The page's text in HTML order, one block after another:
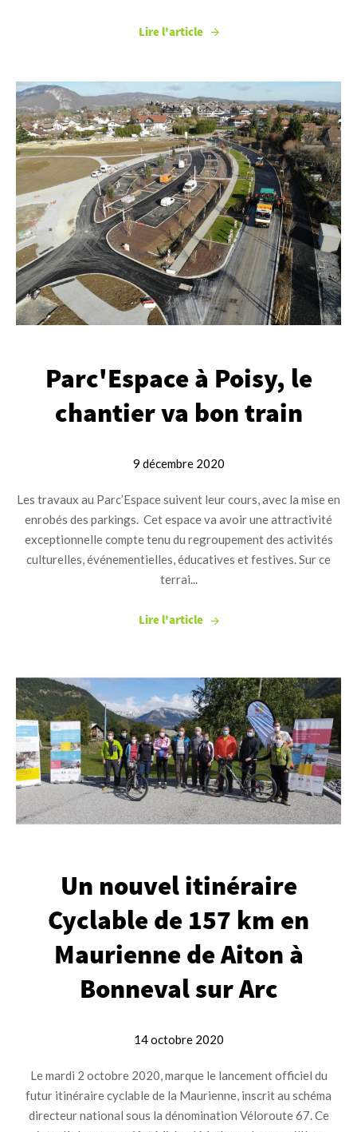
Lire l'article
Parc'Espace à Poisy, le
chantier va bon train
9 décembre 2020
Les travaux au Parc’Espace suivent leur cours, avec la mise en
enrobés des parkings. Cet espace va avoir une attractivité
exceptionnelle compte tenu du regroupement des activités
culturelles, événementielles, éducatives et festives. Sur ce
terrai...
Lire l'article
Un nouvel itinéraire
Cyclable de 157 km en
Maurienne de Aiton à
Bonneval sur Arc
14 octobre 2020
Le mardi 2 octobre 2020, marque le lancement officiel du
futur itinéraire cyclable de la Maurienne, inscrit au schéma
directeur national sous la dénomination Véloroute 67. Ce